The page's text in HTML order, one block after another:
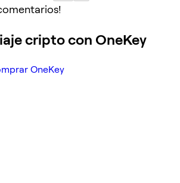
cripto con OneKey
OneKey